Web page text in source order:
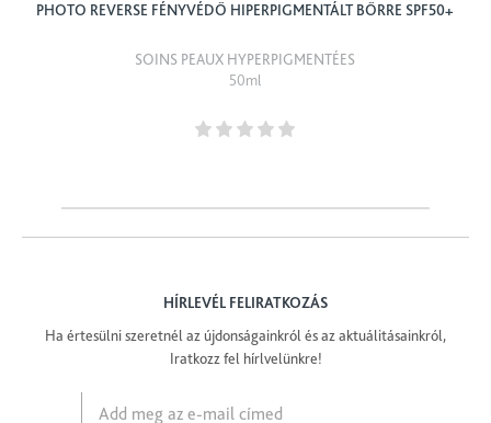
PHOTO REVERSE FÉNYVÉDŐ HIPERPIGMENTÁLT BŐRRE SPF50+
SOINS PEAUX HYPERPIGMENTÉES
50ml
HÍRLEVÉL FELIRATKOZÁS
Ha értesülni szeretnél az újdonságainkról és az aktuálitásainkról,
Iratkozz fel hírlvelünkre!